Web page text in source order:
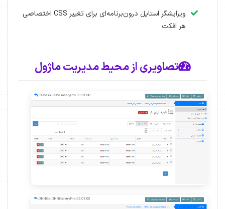
ویرایشگر استایل درون‌برنامه‌ای برای تغییر CSS اختصاصی
هر افکت
تصاویری از محیط مدیریت ماژول